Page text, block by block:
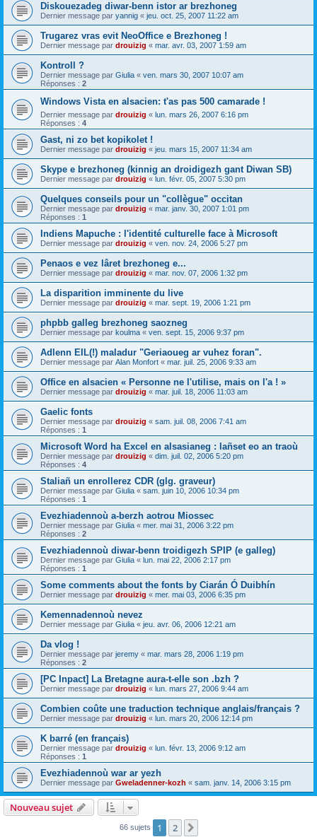
Diskouezadeg diwar-benn istor ar brezhoneg
Dernier message par yannig « jeu. oct. 25, 2007 11:22 am
Trugarez vras evit NeoOffice e Brezhoneg !
Dernier message par drouizig « mar. avr. 03, 2007 1:59 am
Kontroll ?
Dernier message par Giulia « ven. mars 30, 2007 10:07 am
Réponses : 2
Windows Vista en alsacien: t'as pas 500 camarade !
Dernier message par drouizig « lun. mars 26, 2007 6:16 pm
Réponses : 4
Gast, ni zo bet kopikolet !
Dernier message par drouizig « jeu. mars 15, 2007 11:34 am
Skype e brezhoneg (kinnig an droidigezh gant Diwan SB)
Dernier message par drouizig « lun. févr. 05, 2007 5:30 pm
Quelques conseils pour un "collègue" occitan
Dernier message par drouizig « mar. janv. 30, 2007 1:01 pm
Réponses : 1
Indiens Mapuche : l'identité culturelle face à Microsoft
Dernier message par drouizig « ven. nov. 24, 2006 5:27 pm
Penaos e vez lâret brezhoneg e...
Dernier message par drouizig « mar. nov. 07, 2006 1:32 pm
La disparition imminente du live
Dernier message par drouizig « mar. sept. 19, 2006 1:21 pm
phpbb galleg brezhoneg saozneg
Dernier message par koulma « ven. sept. 15, 2006 9:37 pm
Adlenn EIL(!) maladur "Geriaoueg ar vuhez foran".
Dernier message par Alan Monfort « mar. juil. 25, 2006 9:33 am
Office en alsacien « Personne ne l'utilise, mais on l'a ! »
Dernier message par drouizig « mar. juil. 18, 2006 11:03 am
Gaelic fonts
Dernier message par drouizig « sam. juil. 08, 2006 7:41 am
Réponses : 1
Microsoft Word ha Excel en alsasianeg : lañset eo an traoù
Dernier message par drouizig « dim. juil. 02, 2006 5:20 pm
Réponses : 4
Staliañ un enrollerez CDR (glg. graveur)
Dernier message par Giulia « sam. juin 10, 2006 10:34 pm
Réponses : 1
Evezhiadennoù a-berzh aotrou Miossec
Dernier message par Giulia « mer. mai 31, 2006 3:22 pm
Réponses : 2
Evezhiadennoù diwar-benn troidigezh SPIP (e galleg)
Dernier message par Giulia « lun. mai 22, 2006 2:17 pm
Réponses : 1
Some comments about the fonts by Ciarán Ó Duibhín
Dernier message par drouizig « mer. mai 03, 2006 6:35 pm
Kemennadennoù nevez
Dernier message par Giulia « jeu. avr. 06, 2006 12:21 am
Da vlog !
Dernier message par jeremy « mar. mars 28, 2006 1:19 pm
Réponses : 2
[PC Inpact] La Bretagne aura-t-elle son .bzh ?
Dernier message par drouizig « lun. mars 27, 2006 9:44 am
Combien coûte une traduction technique anglais/français ?
Dernier message par drouizig « lun. mars 20, 2006 12:14 pm
K barré (en français)
Dernier message par drouizig « lun. févr. 13, 2006 9:12 am
Réponses : 1
Evezhiadennoù war ar yezh
Dernier message par Gweladenner-kozh « sam. janv. 14, 2006 3:15 pm
Nouveau sujet
66 sujets 1 2